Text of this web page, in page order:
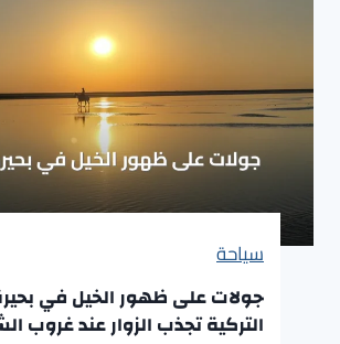
سياحة
جولات على ظهور الخيل في
التركية تجذب الزوار عند غروب